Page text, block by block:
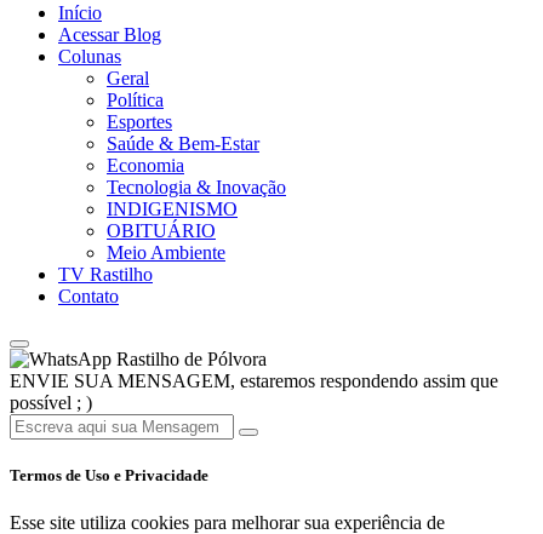
Início
Acessar Blog
Colunas
Geral
Política
Esportes
Saúde & Bem-Estar
Economia
Tecnologia & Inovação
INDIGENISMO
OBITUÁRIO
Meio Ambiente
TV Rastilho
Contato
Rastilho de Pólvora
ENVIE SUA MENSAGEM, estaremos respondendo assim que
possível ; )
Termos de Uso e Privacidade
Esse site utiliza cookies para melhorar sua experiência de